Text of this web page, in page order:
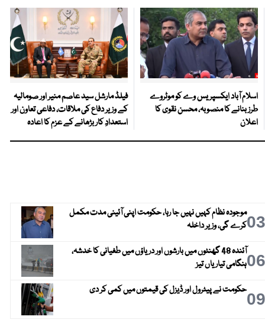
اسلام آباد ایکسپریس وے کو موٹروے
طرز بنانے کا منصوبہ، محسن نقوی کا
اعلان
فیلڈ مارشل سید عاصم منیر اور صومالیہ
کے وزیر دفاع کی ملاقات، دفاعی تعاون اور
استعدادِ کار بڑھانے کے عزم کا اعادہ
03موجودہ نظام کہیں نہیں جا رہا، حکومت اپنی آئینی مدت مکمل
کرے گی، وزیر داخلہ
06
آئندہ 48 گھنٹوں میں بارشوں اور دریاؤں میں طغیانی کا خدشہ،
ہنگامی تیاریاں تیز
09حکومت نے پیٹرول اور ڈیزل کی قیمتوں میں کمی کر دی